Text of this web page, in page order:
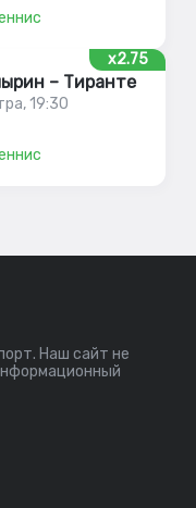
x2.75
– Тиранте
19:30
Наш сайт не